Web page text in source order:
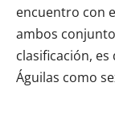
encuentro con
ambos
clasificación, es
Águilas como